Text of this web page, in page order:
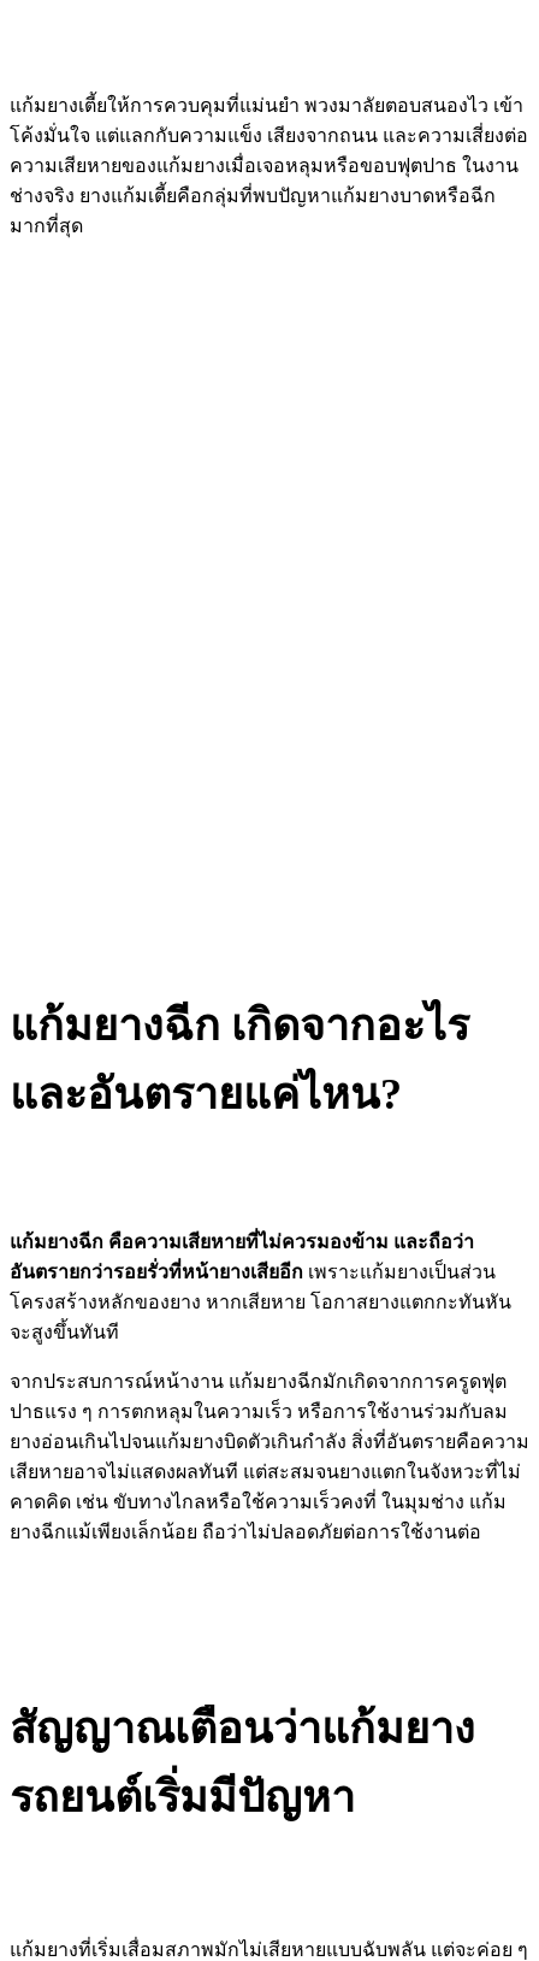
แก้มยางเตี้ยให้การควบคุมที่แม่นยำ พวงมาลัยตอบสนองไว เข้า
โค้งมั่นใจ แต่แลกกับความแข็ง เสียงจากถนน และความเสี่ยงต่อ
ความเสียหายของแก้มยางเมื่อเจอหลุมหรือขอบฟุตปาธ ในงาน
ช่างจริง ยางแก้มเตี้ยคือกลุ่มที่พบปัญหาแก้มยางบาดหรือฉีก
มากที่สุด
แก้มยางฉีก เกิดจากอะไร
และอันตรายแค่ไหน?
แก้มยางฉีก คือความเสียหายที่ไม่ควรมองข้าม และถือว่า
อันตรายกว่ารอยรั่วที่หน้ายางเสียอีก เพราะแก้มยางเป็นส่วน
โครงสร้างหลักของยาง หากเสียหาย โอกาสยางแตกกะทันหัน
จะสูงขึ้นทันที
จากประสบการณ์หน้างาน แก้มยางฉีกมักเกิดจากการครูดฟุต
ปาธแรง ๆ การตกหลุมในความเร็ว หรือการใช้งานร่วมกับลม
ยางอ่อนเกินไปจนแก้มยางบิดตัวเกินกำลัง สิ่งที่อันตรายคือความ
เสียหายอาจไม่แสดงผลทันที แต่สะสมจนยางแตกในจังหวะที่ไม่
คาดคิด เช่น ขับทางไกลหรือใช้ความเร็วคงที่ ในมุมช่าง แก้ม
ยางฉีกแม้เพียงเล็กน้อย ถือว่าไม่ปลอดภัยต่อการใช้งานต่อ
สัญญาณเตือนว่าแก้มยาง
รถยนต์เริ่มมีปัญหา
แก้มยางที่เริ่มเสื่อมสภาพมักไม่เสียหายแบบฉับพลัน แต่จะค่อย ๆ